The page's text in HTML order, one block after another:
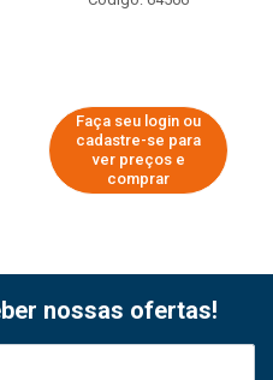
Faça seu login ou
cadastre-se para
ver preços e
comprar
nossas ofertas!